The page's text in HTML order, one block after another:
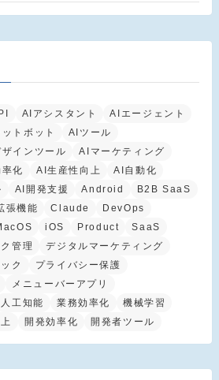
AIアシスタント
AIエージェント
トボット
AIツール
インツール
AIマーケティング
化 AI生産性向上
AI自動化
AI開発支援 Android
B2B SaaS
張機能 Claude
DevOps
iOS Product
SaaS
管理
デジタルマーケティング
ク
プライバシー保護
メニューバーアプリ
人工知能 業務効率化
機械学習
開発効率化 開発者ツール